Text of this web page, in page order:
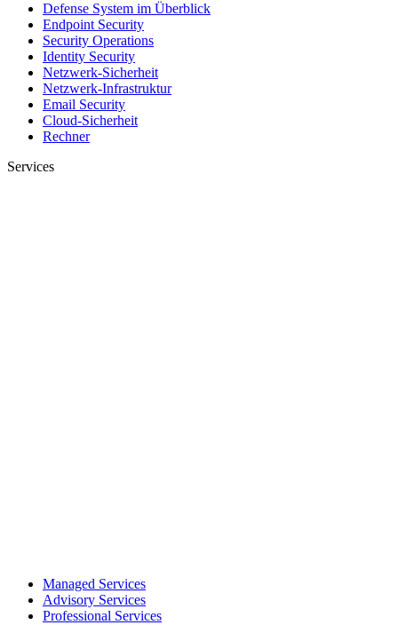
Defense System im Überblick
Endpoint Security
Security Operations
Identity Security
Netzwerk-Sicherheit
Netzwerk-Infrastruktur
Email Security
Cloud-Sicherheit
Rechner
Services
Managed Services
Advisory Services
Professional Services